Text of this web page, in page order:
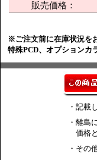
販売価格：
※ご注文前に在庫状況を
特殊PCD、オプションカ
・記載
・離島
価格と
・その